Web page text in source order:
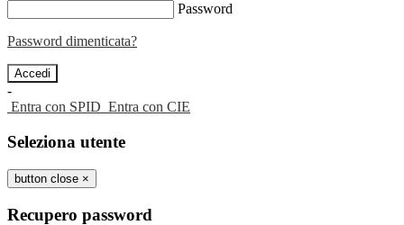
Password
Password dimenticata?
-
Entra con SPID Entra con CIE
Seleziona utente
button close ×
Recupero password